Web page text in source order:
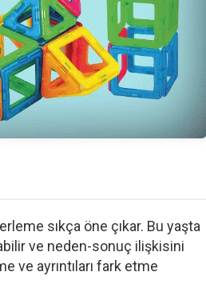
sıkça öne çıkar. Bu yaşta
ve neden-sonuç ilişkisini
ve ayrıntıları fark etme